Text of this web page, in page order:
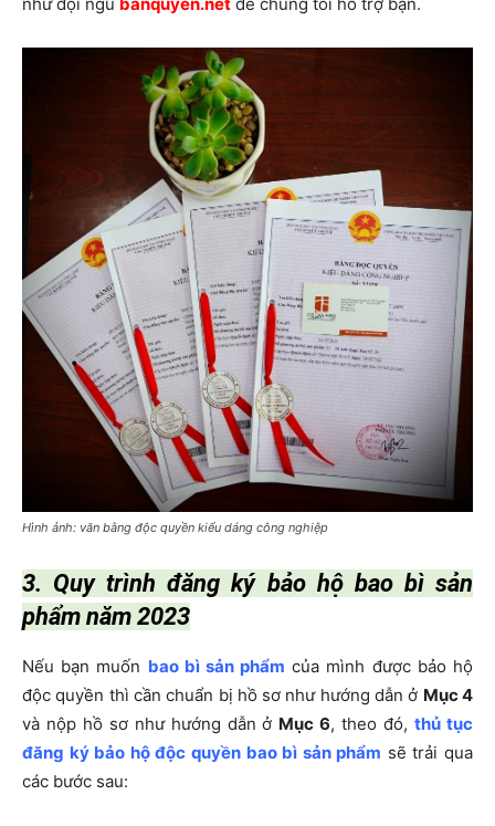
như đội ngũ banquyen.net để chúng tôi hỗ trợ bạn.
Hình ảnh: văn bằng độc quyền kiểu dáng công nghiệp
3. Quy trình đăng ký bảo hộ bao bì sản
phẩm năm 2023
Nếu bạn muốn bao bì sản phẩm của mình được bảo hộ
độc quyền thì cần chuẩn bị hồ sơ như hướng dẫn ở Mục 4
và nộp hồ sơ như hướng dẫn ở Mục 6, theo đó,thủ tục
đăng ký bảo hộ độc quyền bao bì sản phẩm sẽ trải qua
các bước sau: